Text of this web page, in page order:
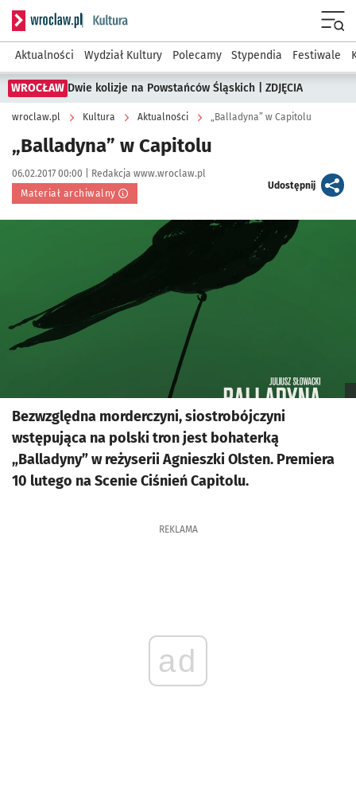
Serwis informacyjny wroclaw.pl podserwis: Kultura
Aktualności Wydział Kultury Polecamy Stypendia Festiwale
WROCŁAW Dwie kolizje na Powstańców Śląskich | ZDJĘCIA
wroclaw.pl Kultura Aktualności „Balladyna” w Capitolu
„Balladyna” w Capitolu
Data publikacji:
06.02.2017 00:00 | Autor:
Redakcja www.wroclaw.pl
Materiał archiwalny
Udostępnijartykuł
Bezwzględna morderczyni, siostrobójczyni
wstępująca na polski tron jest bohaterką
„Balladyny” w reżyserii Agnieszki Olsten. Premiera
10 lutego na Scenie Ciśnień Capitolu.
REKLAMA
ad